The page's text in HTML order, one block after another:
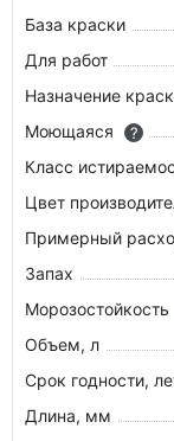
База краски
Для работ
Назначение
Моющаяся
?
Класс
Цвет
Примерный
Запах
Морозостойкость
Объем, л
Срок годности,
Длина, мм